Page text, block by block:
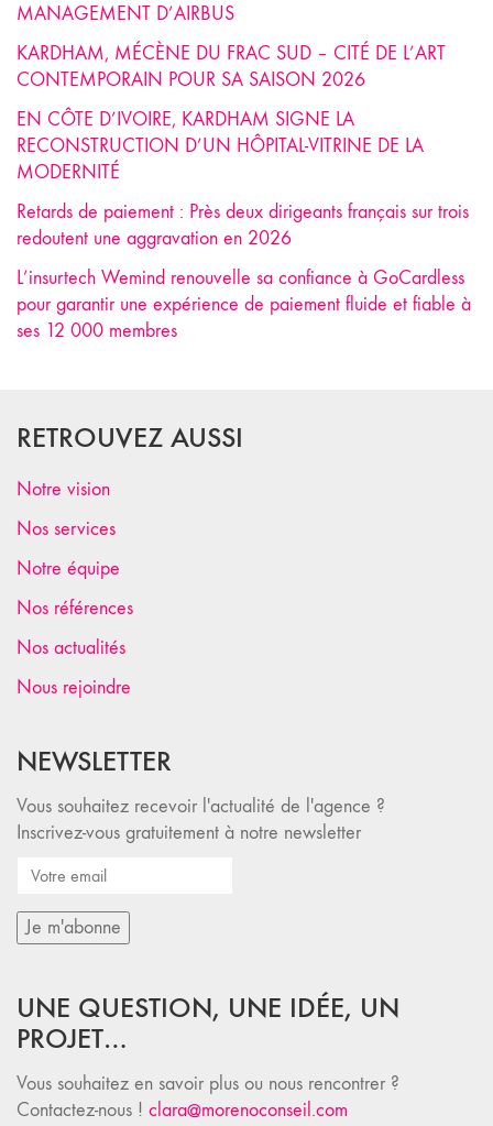
MANAGEMENT D’AIRBUS
KARDHAM, MÉCÈNE DU FRAC SUD – CITÉ DE L’ART
CONTEMPORAIN POUR SA SAISON 2026
EN CÔTE D’IVOIRE, KARDHAM SIGNE LA
RECONSTRUCTION D’UN HÔPITAL-VITRINE DE LA
MODERNITÉ
Retards de paiement : Près deux dirigeants français sur trois
redoutent une aggravation en 2026
L’insurtech Wemind renouvelle sa confiance à GoCardless
pour garantir une expérience de paiement fluide et fiable à
ses 12 000 membres
RETROUVEZ AUSSI
Notre vision
Nos services
Notre équipe
Nos références
Nos actualités
Nous rejoindre
NEWSLETTER
Vous souhaitez recevoir l'actualité de l'agence ?
Inscrivez-vous gratuitement à notre newsletter
UNE QUESTION, UNE IDÉE, UN
PROJET…
Vous souhaitez en savoir plus ou nous rencontrer ?
Contactez-nous ! clara@morenoconseil.com